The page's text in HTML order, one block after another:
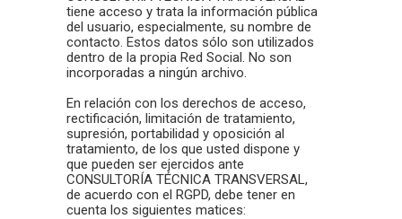
tiene acceso y trata la información pública
del usuario, especialmente, su nombre de
contacto. Estos datos sólo son utilizados
dentro de la propia Red Social. No son
incorporadas a ningún archivo.
En relación con los derechos de acceso,
rectificación, limitación de tratamiento,
supresión, portabilidad y oposición al
tratamiento, de los que usted dispone y
que pueden ser ejercidos ante
CONSULTORÍA TÉCNICA TRANSVERSAL,
de acuerdo con el RGPD, debe tener en
cuenta los siguientes matices: